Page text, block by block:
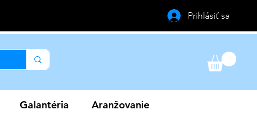
Prihlásiť sa
Galantéria Aranžovanie